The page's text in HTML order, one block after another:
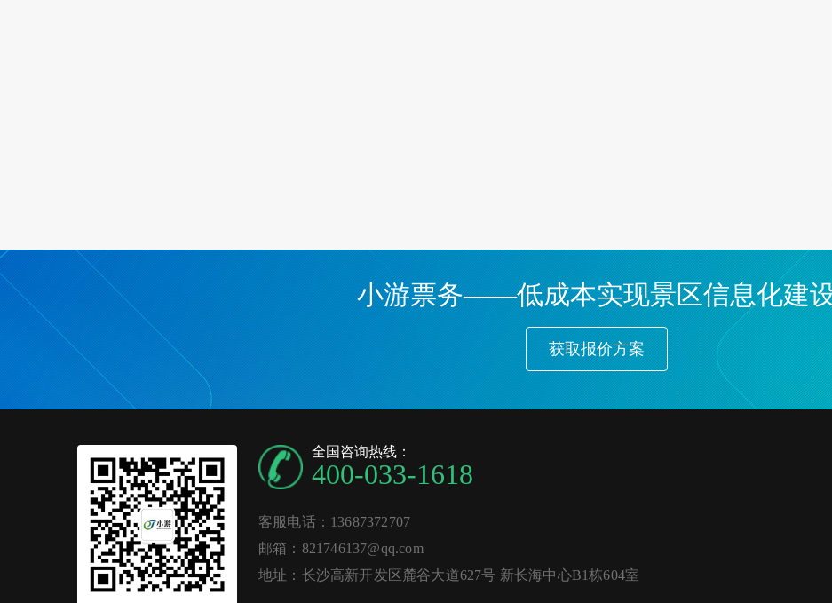
小游票务——低成本实现景区信息化建
获取报价方案
全国咨询热线：
400-033-1618
客服电话：13687372707
邮箱：821746137@qq.com
地址：长沙高新开发区麓谷大道627号 新长海中心B1栋604室